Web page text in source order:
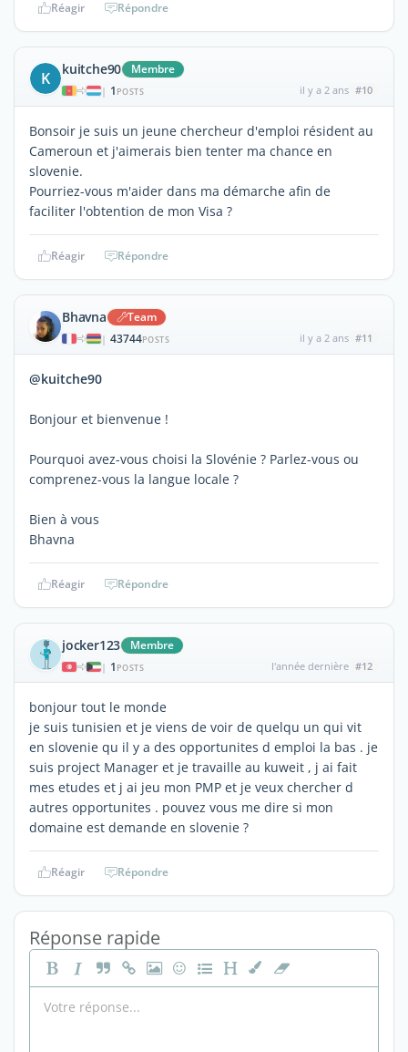
Réagir Répondre
K kuitche90 Membre
| 1 POSTS il y a 2 ans #10
Bonsoir je suis un jeune chercheur d'emploi résident au
Cameroun et j'aimerais bien tenter ma chance en
slovenie.
Pourriez-vous m'aider dans ma démarche afin de
faciliter l'obtention de mon Visa ?
Réagir Répondre
Bhavna Team
| 43744POSTS il y a 2 ans #11
@kuitche90
Bonjour et bienvenue !
Pourquoi avez-vous choisi la Slovénie ? Parlez-vous ou
comprenez-vous la langue locale ?
Bien à vous
Bhavna
Réagir Répondre
jocker123 Membre
| 1 POSTS l'année dernière #12
bonjour tout le monde
je suis tunisien et je viens de voir de quelqu un qui vit
en slovenie qu il y a des opportunites d emploi la bas . je
suis project Manager et je travaille au kuweit , j ai fait
mes etudes et j ai jeu mon PMP et je veux chercher d
autres opportunites . pouvez vous me dire si mon
domaine est demande en slovenie ?
Réagir Répondre
Réponse rapide